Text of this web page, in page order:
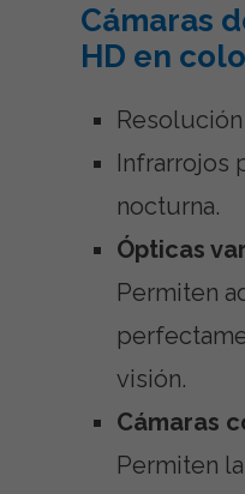
Cámaras
HD en
Resolución
Infrarrojos
nocturna.
Ópticas
Permiten
visión.
Cámaras
Permiten